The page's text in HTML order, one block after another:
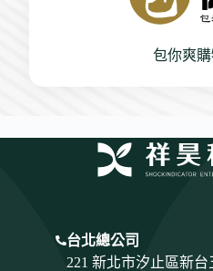
包你爽
台北總公司
221 新北市汐止區新